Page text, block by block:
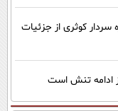
سردار کوثری از جزئیات
ادامه تنش است